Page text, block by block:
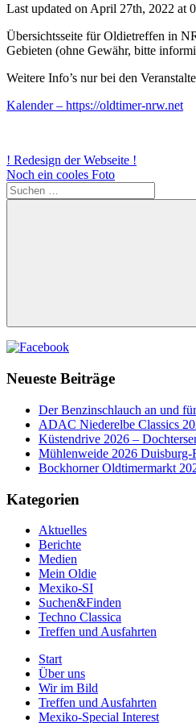
Last updated on April 27th, 2022 at
Übersichtsseite für Oldietreffen in
Gebieten (ohne Gewähr, bitte
Weitere Info’s nur bei den
Kalender – https://oldtimer-nrw.net
Beitragsnavigation
Vorheriger
Beitrag:
! Redesign der Webseite !
Nächster
Beitrag:
Noch ein cooles Foto
Suchen
nach:
Suchen
Neueste Beiträge
Der Benzinschlauch an und
ADAC Niederelbe Classics
Küstendrive 2026 –
Mühlenweide 2026 Duisburg-
Bockhorner Oldtimermarkt
Kategorien
Aktuelles
Berichte
Medien
Mein Oldie
Mexiko-SI
Suchen&Finden
Techno Classica
Treffen und Ausfahrten
Start
Über uns
Wir im Bild
Treffen und Ausfahrten
Mexiko-Special Interest